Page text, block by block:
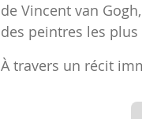
de Vincent van
des peintres les
À travers un récit